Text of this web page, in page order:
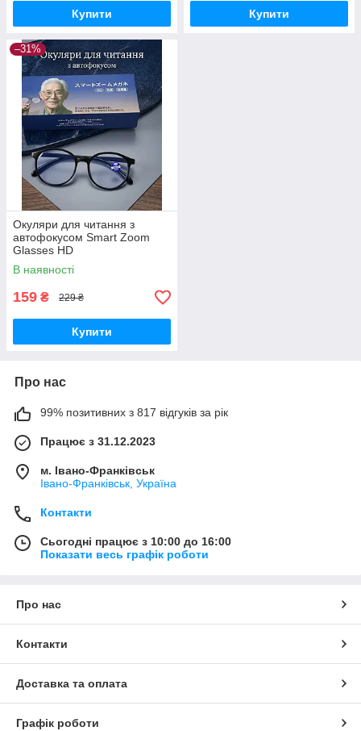
Купити Купити
–31%
Окуляри для читання з
автофокусом Smart Zoom
Glasses HD
В наявності
159 ₴ 229 ₴
Купити
Про нас
99% позитивних з 817 відгуків за рік
Працює з 31.12.2023
м. Івано-Франківськ
Івано-Франківськ, Україна
Контакти
Сьогодні працює з 10:00 до 16:00
Показати весь графік роботи
Про нас
Контакти
Доставка та оплата
Графік роботи